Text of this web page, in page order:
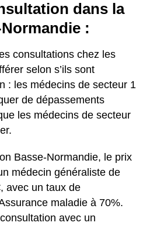
dans la
:
consultations chez les
selon s’ils sont
: les médecins de secteur 1
de dépassements
les médecins de secteur
Basse-Normandie, le prix
médecin généraliste de
avec un taux de
maladie à 70%.
avec un